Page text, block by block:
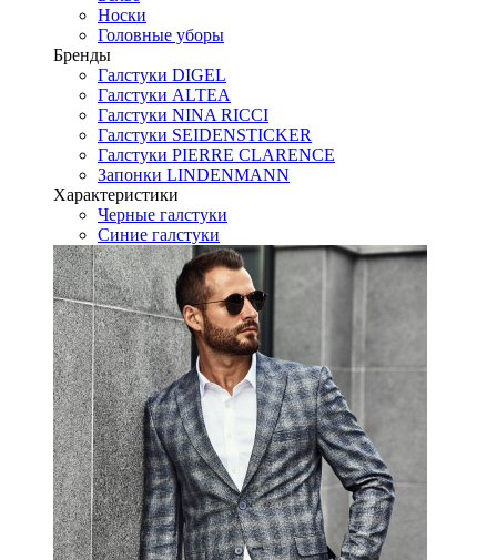
Носки
Головные уборы
Бренды
Галстуки DIGEL
Галстуки ALTEA
Галстуки NINA RICCI
Галстуки SEIDENSTICKER
Галстуки PIERRE CLARENCE
Запонки LINDENMANN
Характеристики
Черные галстуки
Синие галстуки